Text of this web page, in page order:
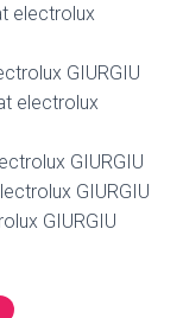
electrolux
GIURGIU
electrolux
GIURGIU
GIURGIU
GIURGIU